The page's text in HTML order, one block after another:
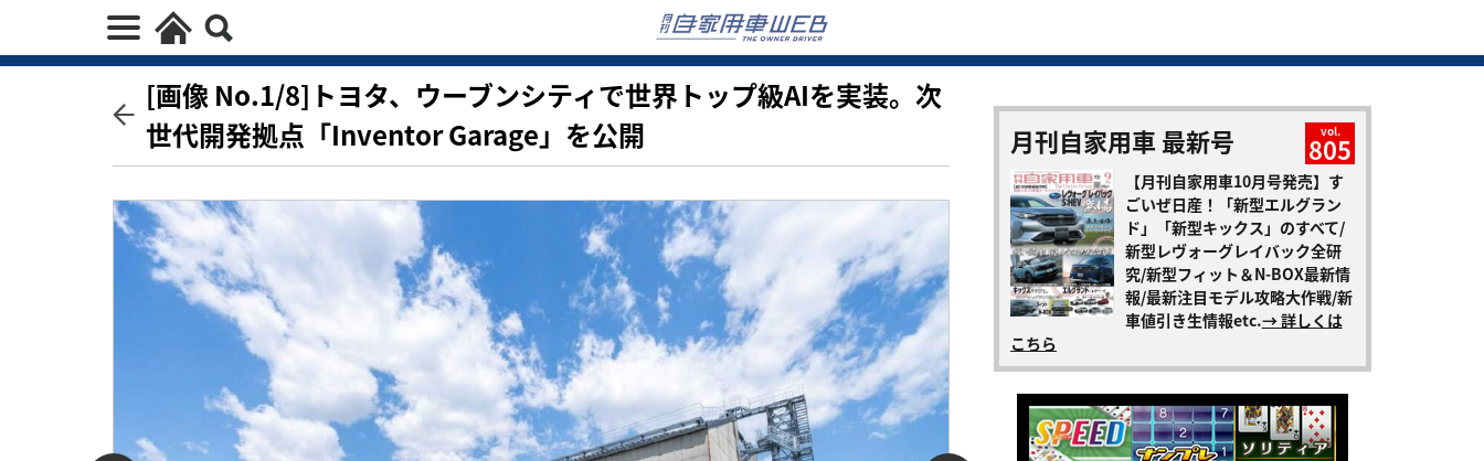
[画像 No.1/8]トヨタ、ウーブンシティで世界トップ級AIを実装。次
世代開発拠点「Inventor Garage」を公開
月刊自家用車 最新号 vol.
805
【月刊自家用車10月号発売】す
ごいぜ日産！「新型エルグラン
ド」「新型キックス」のすべて/
新型レヴォーグレイバック全研
究/新型フィット＆N-BOX最新情
報/最新注目モデル攻略大作戦/新
車値引き生情報etc.→ 詳しくは
こちら